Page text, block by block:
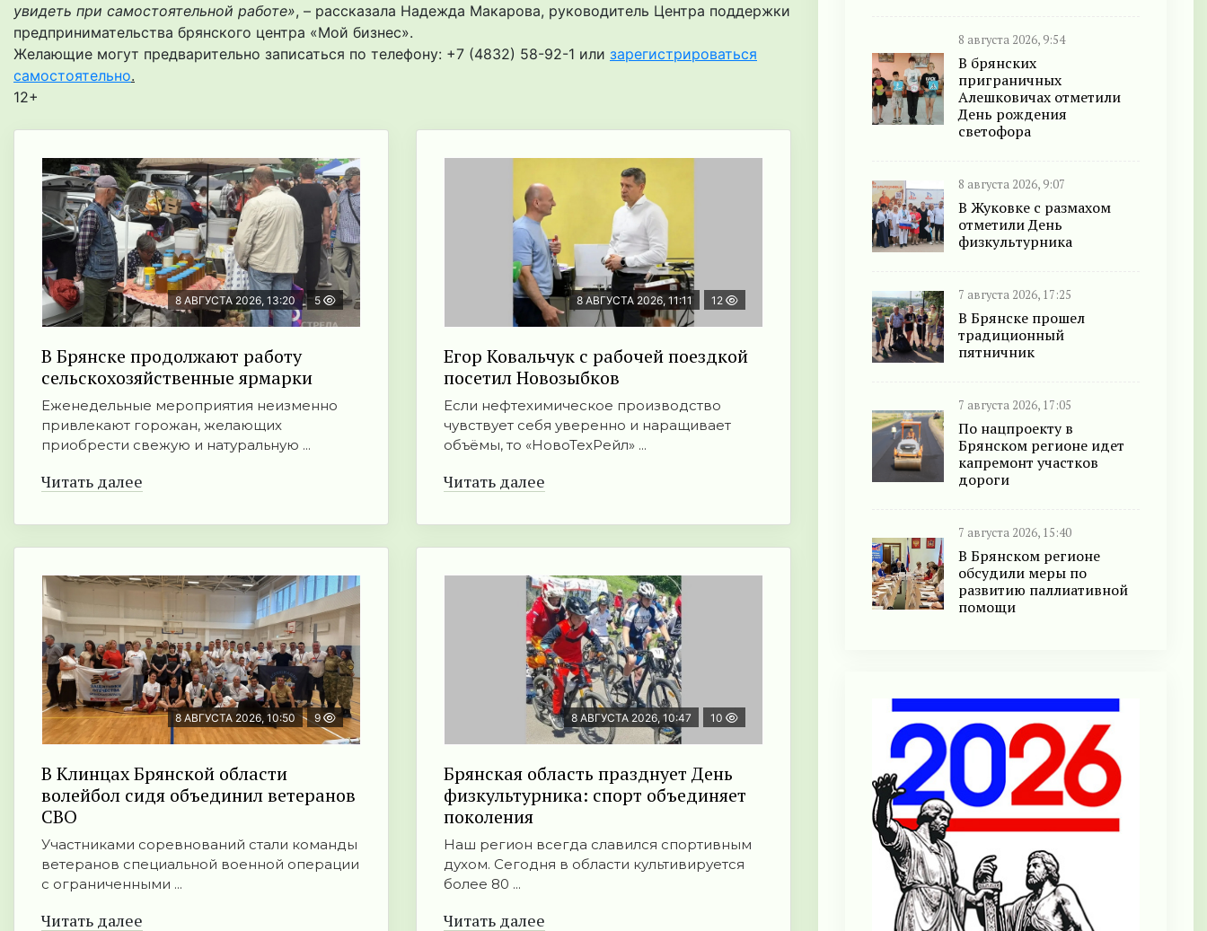
увидеть при самостоятельной работе», – рассказала Надежда Макарова, руководитель Центра поддержки
предпринимательства брянского центра «Мой бизнес».
Желающие могут предварительно записаться по телефону: +7 (4832) 58-92-1 или зарегистрироваться
самостоятельно.
12+
8 АВГУСТА 2026, 13:20 5
В Брянске продолжают работу
сельскохозяйственные ярмарки
Еженедельные мероприятия неизменно
привлекают горожан, желающих
приобрести свежую и натуральную ...
Читать далее
8 АВГУСТА 2026, 11:11 12
Егор Ковальчук с рабочей поездкой
посетил Новозыбков
Если нефтехимическое производство
чувствует себя уверенно и наращивает
объёмы, то «НовоТехРейл» ...
Читать далее
8 АВГУСТА 2026, 10:50 9
В Клинцах Брянской области
волейбол сидя объединил ветеранов
СВО
Участниками соревнований стали команды
ветеранов специальной военной операции
с ограниченными ...
Читать далее
8 АВГУСТА 2026, 10:47 10
Брянская область празднует День
физкультурника: спорт объединяет
поколения
Наш регион всегда славился спортивным
духом. Сегодня в области культивируется
более 80 ...
Читать далее
8 августа 2026, 9:54
В брянских
приграничных
Алешковичах отметили
День рождения
светофора
8 августа 2026, 9:07
В Жуковке с размахом
отметили День
физкультурника
7 августа 2026, 17:25
В Брянске прошел
традиционный
пятничник
7 августа 2026, 17:05
По нацпроекту в
Брянском регионе идет
капремонт участков
дороги
7 августа 2026, 15:40
В Брянском регионе
обсудили меры по
развитию паллиативной
помощи